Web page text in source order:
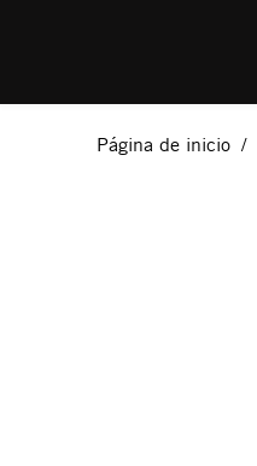
Página de inicio